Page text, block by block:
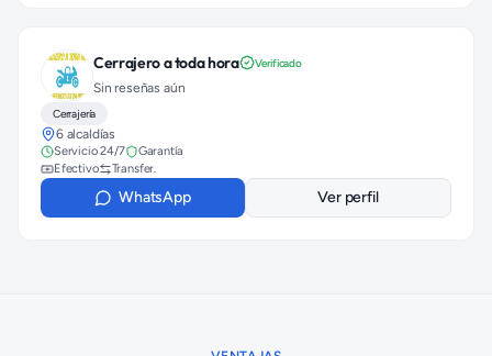
Cerrajero a toda hora Verificado
Sin reseñas aún
Cerrajería
6 alcaldías
Servicio 24/7
Garantía
Efectivo
Transfer.
WhatsApp Ver perfil